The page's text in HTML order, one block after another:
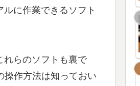
に作業できるソフト
れらのソフトも裏で
操作方法は知っておい